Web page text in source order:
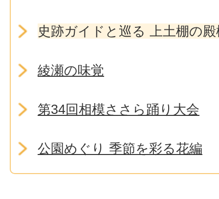
史跡ガイドと巡る 上土棚の
綾瀬の味覚
第34回相模ささら踊り大会
公園めぐり 季節を彩る花編